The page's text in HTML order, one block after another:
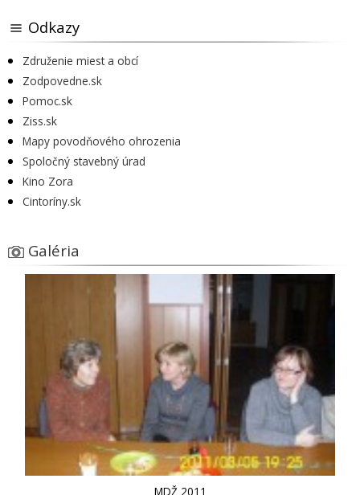
Odkazy
Združenie miest a obcí
Zodpovedne.sk
Pomoc.sk
Ziss.sk
Mapy povodňového ohrozenia
Spoločný stavebný úrad
Kino Zora
Cintoríny.sk
Galéria
MDŽ 2011